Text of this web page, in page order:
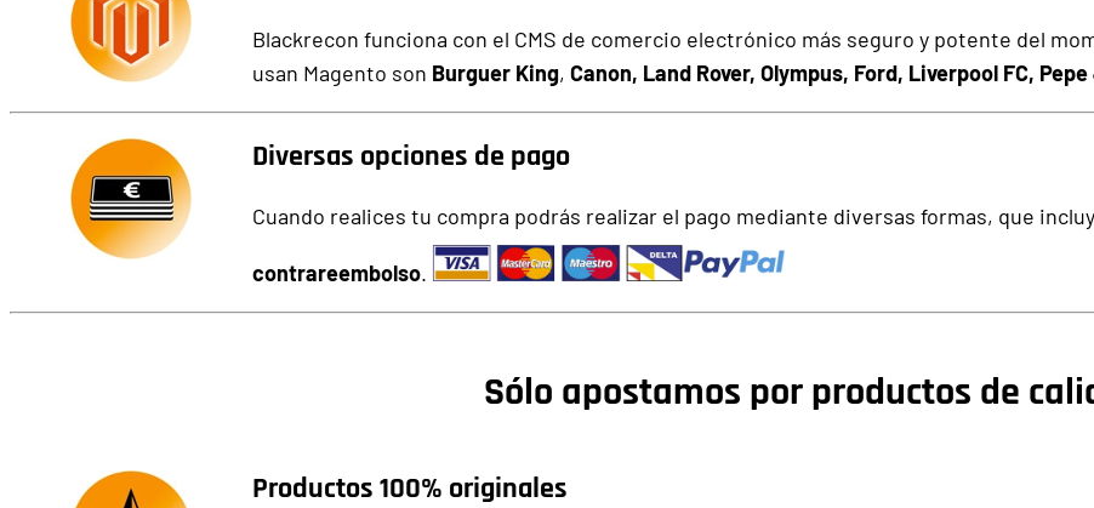
Blackrecon funciona con el CMS de comercio electrónico más seguro y potente del
usan Magento son Burguer King, Canon, Land Rover, Olympus, Ford, Liverpool FC,
Diversas opciones de pago
Cuando realices tu compra podrás realizar el pago mediante diversas formas, que
contrareembolso.
Sólo apostamos por productos de
Productos 100% originales